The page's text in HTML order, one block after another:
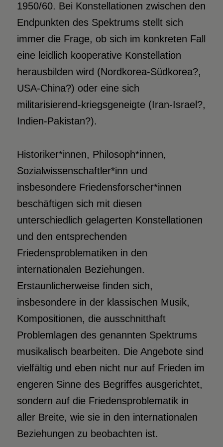
1950/60. Bei Konstellationen zwischen den
Endpunkten des Spektrums stellt sich
immer die Frage, ob sich im konkreten Fall
eine leidlich kooperative Konstellation
herausbilden wird (Nordkorea-Südkorea?,
USA-China?) oder eine sich
militarisierend-kriegsgeneigte (Iran-Israel?,
Indien-Pakistan?).
Historiker*innen, Philosoph*innen,
Sozialwissenschaftler*inn und
insbesondere Friedensforscher*innen
beschäftigen sich mit diesen
unterschiedlich gelagerten Konstellationen
und den entsprechenden
Friedensproblematiken in den
internationalen Beziehungen.
Erstaunlicherweise finden sich,
insbesondere in der klassischen Musik,
Kompositionen, die ausschnitthaft
Problemlagen des genannten Spektrums
musikalisch bearbeiten. Die Angebote sind
vielfältig und eben nicht nur auf Frieden im
engeren Sinne des Begriffes ausgerichtet,
sondern auf die Friedensproblematik in
aller Breite, wie sie in den internationalen
Beziehungen zu beobachten ist.